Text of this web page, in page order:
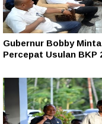
Gubernur Bobby
Percepat Usulan BKP